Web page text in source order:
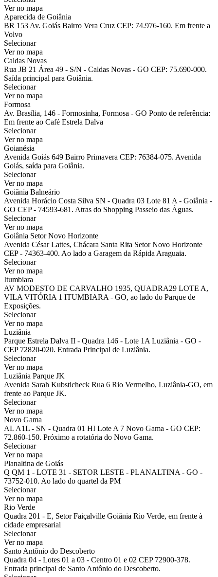
Ver no mapa
Aparecida de Goiânia
BR 153 Av. Goiás Bairro Vera Cruz CEP: 74.976-160. Em frente a
Volvo
Selecionar
Ver no mapa
Caldas Novas
Rua JB 21 Área 49 - S/N - Caldas Novas - GO CEP: 75.690-000.
Saída principal para Goiânia.
Selecionar
Ver no mapa
Formosa
Av. Brasília, 146 - Formosinha, Formosa - GO Ponto de referência:
Em frente ao Café Estrela Dalva
Selecionar
Ver no mapa
Goianésia
Avenida Goiás 649 Bairro Primavera CEP: 76384-075. Avenida
Goiás, saída para Goiânia.
Selecionar
Ver no mapa
Goiânia Balneário
Avenida Horácio Costa Silva SN - Quadra 03 Lote 81 A - Goiânia -
GO CEP - 74593-681. Atras do Shopping Passeio das Águas.
Selecionar
Ver no mapa
Goiânia Setor Novo Horizonte
Avenida César Lattes, Chácara Santa Rita Setor Novo Horizonte
CEP - 74363-400. Ao lado a Garagem da Rápida Araguaia.
Selecionar
Ver no mapa
Itumbiara
AV MODESTO DE CARVALHO 1935, QUADRA29 LOTE A,
VILA VITÓRIA 1 ITUMBIARA - GO, ao lado do Parque de
Exposições.
Selecionar
Ver no mapa
Luziânia
Parque Estrela Dalva II - Quadra 146 - Lote 1A Luziânia - GO -
CEP 72820-020. Entrada Principal de Luziânia.
Selecionar
Ver no mapa
Luziânia Parque JK
Avenida Sarah Kubsticheck Rua 6 Rio Vermelho, Luziânia-GO, em
frente ao Parque JK.
Selecionar
Ver no mapa
Novo Gama
AL A1L - SN - Quadra 01 HI Lote A 7 Novo Gama - GO CEP:
72.860-150. Próximo a rotatória do Novo Gama.
Selecionar
Ver no mapa
Planaltina de Goiás
Q QM 1 - LOTE 31 - SETOR LESTE - PLANALTINA - GO -
73752-010. Ao lado do quartel da PM
Selecionar
Ver no mapa
Rio Verde
Quadra 201 - E, Setor Faiçalville Goiânia Rio Verde, em frente à
cidade empresarial
Selecionar
Ver no mapa
Santo Antônio do Descoberto
Quadra 04 - Lotes 01 a 03 - Centro 01 e 02 CEP 72900-378.
Entrada principal de Santo Antônio do Descoberto.